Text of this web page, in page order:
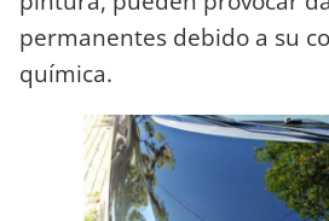
permanentes debido a su
química.